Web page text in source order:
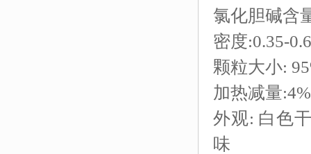
氯化胆碱含
密度:0.35-
颗粒大小:
加热减量
外观: 白色
味